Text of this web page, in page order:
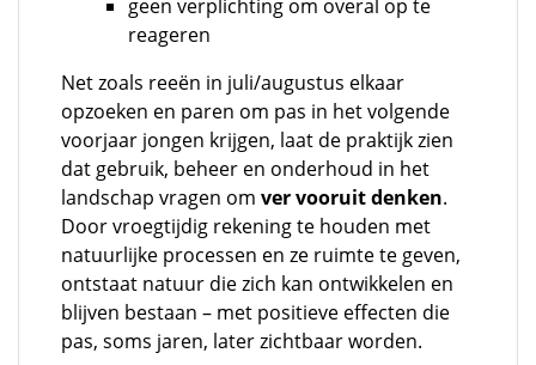
geen verplichting om overal op te
reageren
Net zoals reeën in juli/augustus elkaar
opzoeken en paren om pas in het volgende
voorjaar jongen krijgen, laat de praktijk zien
dat gebruik, beheer en onderhoud in het
landschap vragen om ver vooruit denken.
Door vroegtijdig rekening te houden met
natuurlijke processen en ze ruimte te geven,
ontstaat natuur die zich kan ontwikkelen en
blijven bestaan – met positieve effecten die
pas, soms jaren, later zichtbaar worden.